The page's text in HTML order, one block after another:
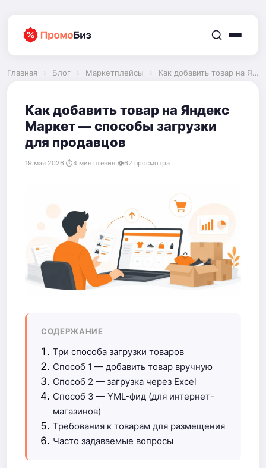
содержимому
Главная › Блог › Маркетплейсы › Как добавить товар на Яндекс Маркет — способы загрузки для продавцов
Как добавить товар на Яндекс
Маркет — способы загрузки
для продавцов
19 мая 2026· 4 мин чтения· 62 просмотра
СОДЕРЖАНИЕ
Три способа загрузки товаров
Способ 1 — добавить товар вручную
Способ 2 — загрузка через Excel
Способ 3 — YML-фид (для интернет-
магазинов)
Требования к товарам для размещения
Часто задаваемые вопросы